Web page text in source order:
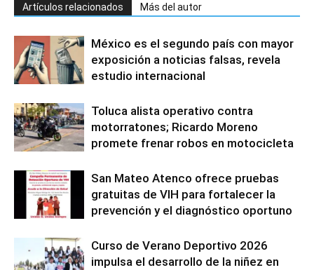
Artículos relacionados Más del autor
México es el segundo país con mayor
exposición a noticias falsas, revela
estudio internacional
Toluca alista operativo contra
motorratones; Ricardo Moreno
promete frenar robos en motocicleta
San Mateo Atenco ofrece pruebas
gratuitas de VIH para fortalecer la
prevención y el diagnóstico oportuno
Curso de Verano Deportivo 2026
impulsa el desarrollo de la niñez en